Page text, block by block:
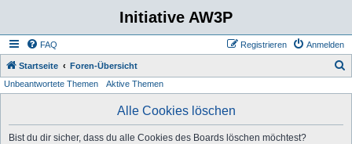
Initiative AW3P
FAQ Anmelden
Registrieren
Startseite Foren-Übersicht
Unbeantwortete Themen Aktive Themen
Alle Cookies löschen
Bist du dir sicher, dass du alle Cookies des Boards löschen möchtest?